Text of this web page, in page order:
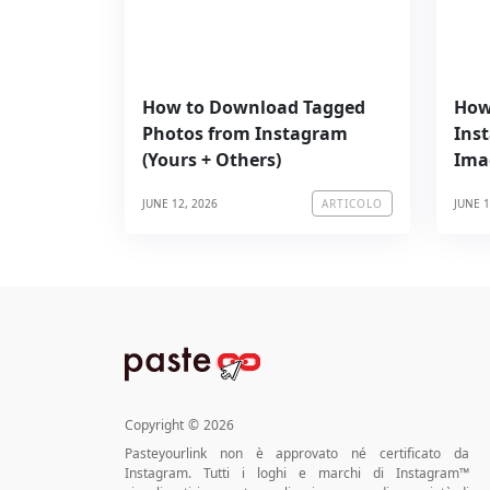
JUNE 12, 2026 ARTICOLO
How to Download Tagged
Photos from Instagram
(Yours + Others)
JUNE
Copyright © 2026
Pasteyourlink non è approvato né certificato da
Instagram. Tutti i loghi e marchi di Instagram™